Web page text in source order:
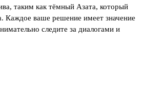
таким как тёмный Азата, который
Каждое ваше решение имеет значение
следите за диалогами и